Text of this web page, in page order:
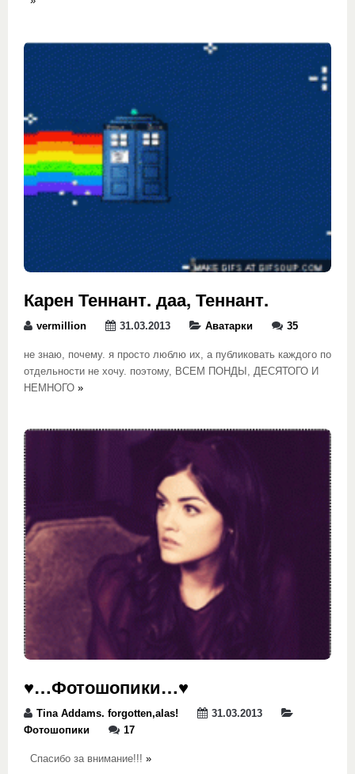
Карен Теннант. даа, Теннант.
vermillion 31.03.2013 Аватарки 35
не знаю, почему. я просто люблю их, а публиковать каждого по
отдельности не хочу. поэтому, ВСЕМ ПОНДЫ, ДЕСЯТОГО И
НЕМНОГО »
♥…Фотошопики…♥
Tina Addams. forgotten,alas!
31.03.2013
Фотошопики
17
Спасибо за внимание!!! »